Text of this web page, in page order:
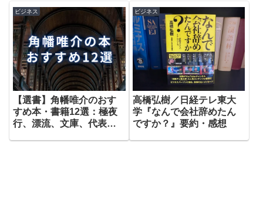
ビジネス
【選書】角幡唯介のおす
すめ本・書籍12選：極夜
行、漂流、文庫、代表
ビジネス
高橋弘樹／日経テレ東大
学『なんで会社辞めたん
ですか？』要約・感想